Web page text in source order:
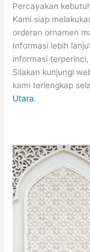
Percayakan
Kami siap
orderan ornamen
Informasi lebih
informasi
Silakan kunjungi
kami terlengkap
Utara.